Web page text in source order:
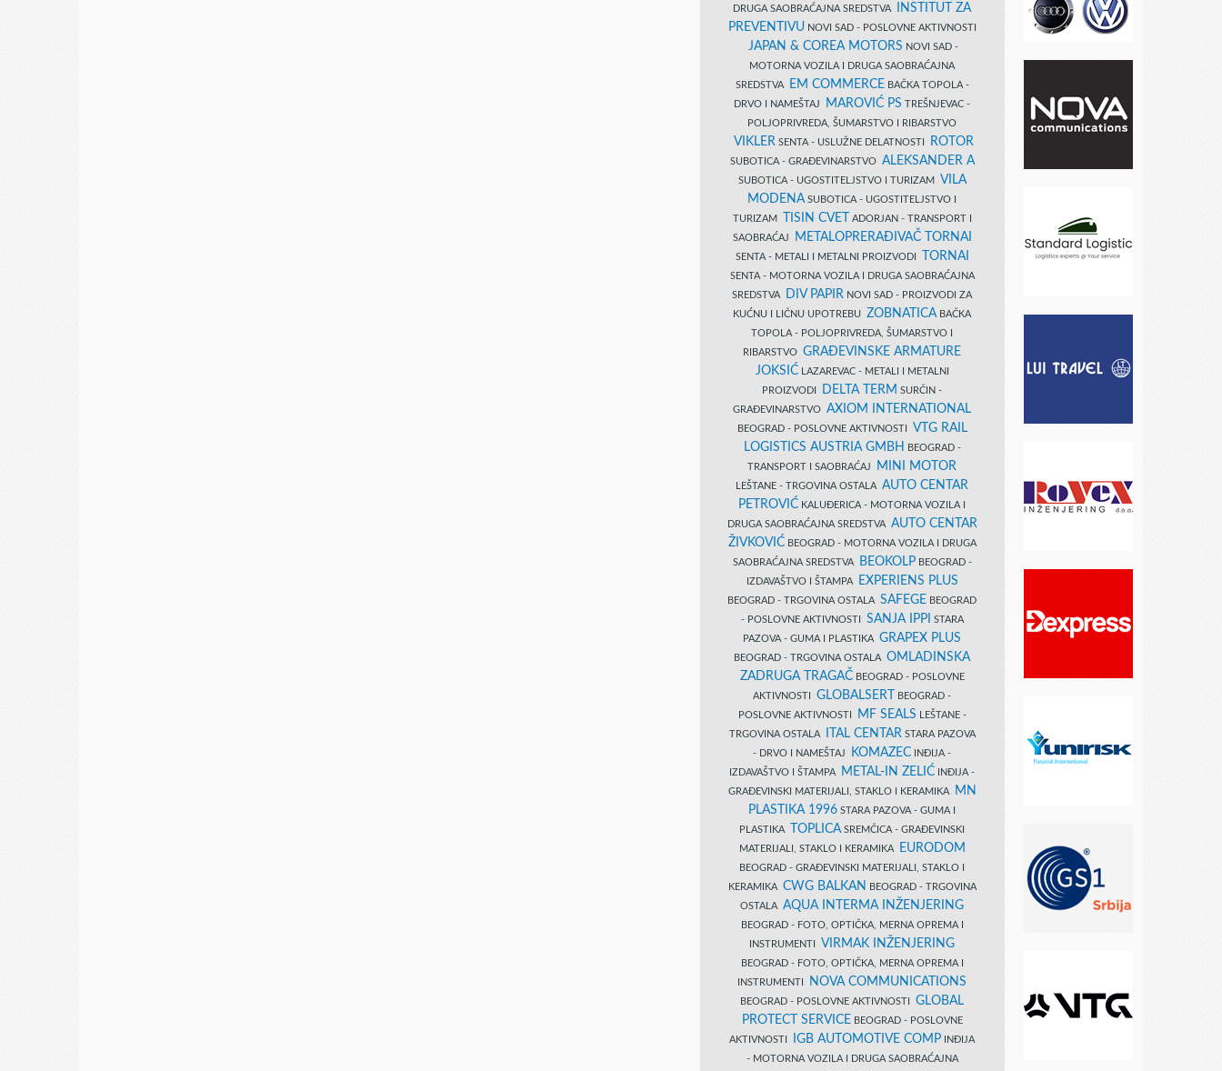
DRUGA SAOBRAĆAJNA SREDSTVA
INSTITUT ZA
PREVENTIVUNOVI SAD - POSLOVNE AKTIVNOSTI
JAPAN & COREA MOTORS NOVI SAD -
MOTORNA VOZILA I DRUGA SAOBRAĆAJNA
SREDSTVA
EM COMMERCE BAČKA TOPOLA -
DRVO I NAMEŠTAJ
MAROVIĆ PS TREŠNJEVAC -
POLJOPRIVREDA, ŠUMARSTVO I RIBARSTVO
VIKLER SENTA - USLUŽNE DELATNOSTI ROTOR
SUBOTICA - GRAĐEVINARSTVO ALEKSANDER A
SUBOTICA - UGOSTITELJSTVO I TURIZAM VILA
MODENA SUBOTICA - UGOSTITELJSTVO I
TURIZAM
TISIN CVET
ADORJAN - TRANSPORT I
SAOBRAĆAJ
METALOPRERAĐIVAČ TORNAI
SENTA - METALI I METALNI PROIZVODI TORNAI
SENTA - MOTORNA VOZILA I DRUGA SAOBRAĆAJNA
SREDSTVA
DIV PAPIR NOVI SAD - PROIZVODI ZA
KUĆNU I LIČNU UPOTREBU ZOBNATICA BAČKA
TOPOLA - POLJOPRIVREDA, ŠUMARSTVO I
RIBARSTVO GRAĐEVINSKE ARMATURE
JOKSIĆLAZAREVAC - METALI I METALNI
PROIZVODI
DELTA TERM SURČIN -
GRAĐEVINARSTVO AXIOM INTERNATIONAL
BEOGRAD - POSLOVNE AKTIVNOSTI VTG RAIL
LOGISTICS AUSTRIA GMBH
BEOGRAD -
TRANSPORT I SAOBRAĆAJ
MINI MOTOR
LEŠTANE - TRGOVINA OSTALA AUTO CENTAR
PETROVIĆ KALUĐERICA - MOTORNA VOZILA I
DRUGA SAOBRAĆAJNA SREDSTVA AUTO CENTAR
ŽIVKOVIĆBEOGRAD - MOTORNA VOZILA I DRUGA
SAOBRAĆAJNA SREDSTVA
BEOKOLPBEOGRAD -
IZDAVAŠTVO I ŠTAMPA
EXPERIENS PLUS
BEOGRAD - TRGOVINA OSTALA SAFEGE BEOGRAD
- POSLOVNE AKTIVNOSTI SANJA IPPI
STARA
PAZOVA - GUMA I PLASTIKA GRAPEX PLUS
BEOGRAD - TRGOVINA OSTALA OMLADINSKA
ZADRUGA TRAGAČBEOGRAD - POSLOVNE
AKTIVNOSTI GLOBALSERT
BEOGRAD -
POSLOVNE AKTIVNOSTI
MF SEALS LEŠTANE -
TRGOVINA OSTALA
ITAL CENTAR STARA PAZOVA
- DRVO I NAMEŠTAJ
KOMAZEC INĐIJA -
IZDAVAŠTVO I ŠTAMPA
METAL-IN ZELIĆ INĐIJA -
GRAĐEVINSKI MATERIJALI, STAKLO I KERAMIKA
MN
PLASTIKA 1996 STARA PAZOVA - GUMA I
PLASTIKA
TOPLICA SREMČICA - GRAĐEVINSKI
MATERIJALI, STAKLO I KERAMIKA
EURODOM
BEOGRAD - GRAĐEVINSKI MATERIJALI, STAKLO I
KERAMIKA CWG BALKAN
BEOGRAD - TRGOVINA
OSTALA AQUA INTERMA INŽENJERING
BEOGRAD - FOTO, OPTIČKA, MERNA OPREMA I
INSTRUMENTI VIRMAK INŽENJERING
BEOGRAD - FOTO, OPTIČKA, MERNA OPREMA I
INSTRUMENTI
NOVA COMMUNICATIONS
BEOGRAD - POSLOVNE AKTIVNOSTI GLOBAL
PROTECT SERVICE BEOGRAD - POSLOVNE
AKTIVNOSTI
IGB AUTOMOTIVE COMP INĐIJA
- MOTORNA VOZILA I DRUGA SAOBRAĆAJNA